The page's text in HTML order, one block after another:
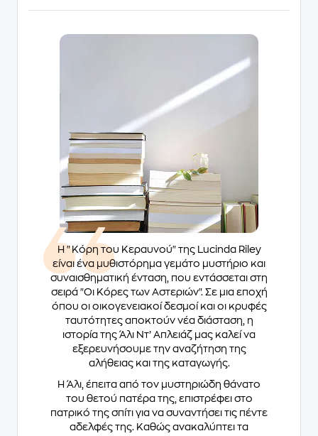
Η "Κόρη του Κεραυνού" της Lucinda Riley
είναι ένα μυθιστόρημα γεμάτο μυστήριο και
συναισθηματική ένταση, που εντάσσεται στη
σειρά "Οι Κόρες των Αστεριών". Σε μια εποχή
όπου οι οικογενειακοί δεσμοί και οι κρυφές
ταυτότητες αποκτούν νέα διάσταση, η
ιστορία της Άλι Ντ’ Απλειάζ μας καλεί να
εξερευνήσουμε την αναζήτηση της
αλήθειας και της καταγωγής.
Η Άλι, έπειτα από τον μυστηριώδη θάνατο
του θετού πατέρα της, επιστρέφει στο
πατρικό της σπίτι για να συναντήσει τις πέντε
αδελφές της. Καθώς ανακαλύπτει τα